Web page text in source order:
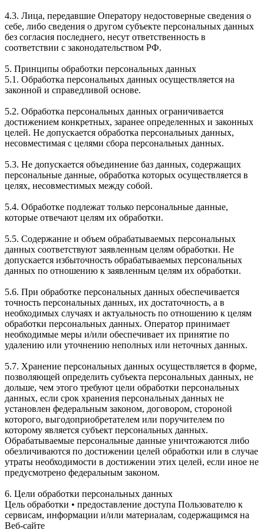
4.3. Лица, передавшие Оператору недостоверные сведения о
себе, либо сведения о другом субъекте персональных данных
без согласия последнего, несут ответственность в
соответствии с законодательством РФ.
5. Принципы обработки персональных данных
5.1. Обработка персональных данных осуществляется на
законной и справедливой основе.
5.2. Обработка персональных данных ограничивается
достижением конкретных, заранее определенных и законных
целей. Не допускается обработка персональных данных,
несовместимая с целями сбора персональных данных.
5.3. Не допускается объединение баз данных, содержащих
персональные данные, обработка которых осуществляется в
целях, несовместимых между собой.
5.4. Обработке подлежат только персональные данные,
которые отвечают целям их обработки.
5.5. Содержание и объем обрабатываемых персональных
данных соответствуют заявленным целям обработки. Не
допускается избыточность обрабатываемых персональных
данных по отношению к заявленным целям их обработки.
5.6. При обработке персональных данных обеспечивается
точность персональных данных, их достаточность, а в
необходимых случаях и актуальность по отношению к целям
обработки персональных данных. Оператор принимает
необходимые меры и/или обеспечивает их принятие по
удалению или уточнению неполных или неточных данных.
5.7. Хранение персональных данных осуществляется в форме,
позволяющей определить субъекта персональных данных, не
дольше, чем этого требуют цели обработки персональных
данных, если срок хранения персональных данных не
установлен федеральным законом, договором, стороной
которого, выгодоприобретателем или поручителем по
которому является субъект персональных данных.
Обрабатываемые персональные данные уничтожаются либо
обезличиваются по достижении целей обработки или в случае
утраты необходимости в достижении этих целей, если иное не
предусмотрено федеральным законом.
6. Цели обработки персональных данных
Цель обработки • предоставление доступа Пользователю к
сервисам, информации и/или материалам, содержащимся на
Веб-сайте